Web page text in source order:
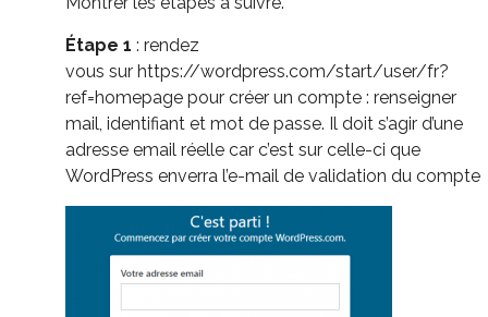
Étape 1 : rendez
vous sur https://wordpress.com/start/user/fr?
ref=homepage pour créer un compte : renseigner
mail, identifiant et mot de passe. Il doit s’agir d’une
adresse email réelle car c’est sur celle-ci que
WordPress enverra l’e-mail de validation du compte